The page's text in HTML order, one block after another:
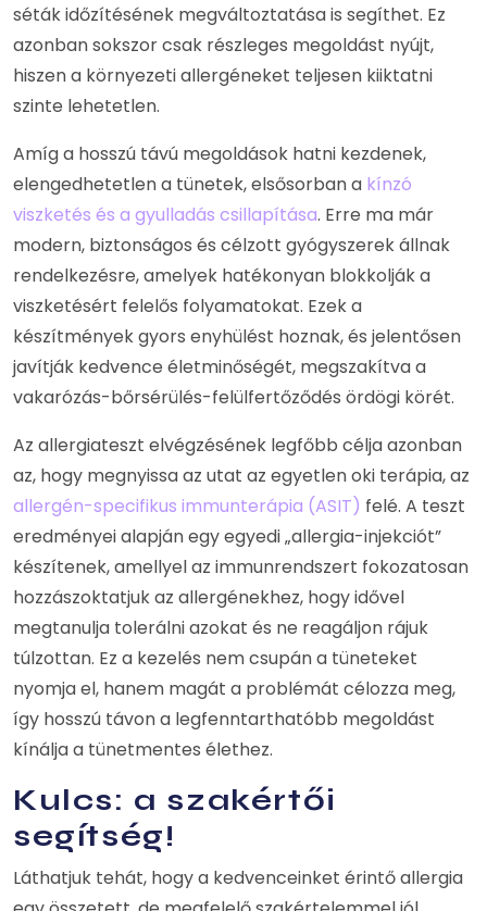
séták időzítésének megváltoztatása is segíthet. Ez
azonban sokszor csak részleges megoldást nyújt,
hiszen a környezeti allergéneket teljesen kiiktatni
szinte lehetetlen.
Amíg a hosszú távú megoldások hatni kezdenek,
elengedhetetlen a tünetek, elsősorban a kínzó
viszketés és a gyulladás csillapítása. Erre ma már
modern, biztonságos és célzott gyógyszerek állnak
rendelkezésre, amelyek hatékonyan blokkolják a
viszketésért felelős folyamatokat. Ezek a
készítmények gyors enyhülést hoznak, és jelentősen
javítják kedvence életminőségét, megszakítva a
vakarózás-bőrsérülés-felülfertőződés ördögi körét.
Az allergiateszt elvégzésének legfőbb célja azonban
az, hogy megnyissa az utat az egyetlen oki terápia, az
allergén-specifikus immunterápia (ASIT) felé. A teszt
eredményei alapján egy egyedi „allergia-injekciót”
készítenek, amellyel az immunrendszert fokozatosan
hozzászoktatjuk az allergénekhez, hogy idővel
megtanulja tolerálni azokat és ne reagáljon rájuk
túlzottan. Ez a kezelés nem csupán a tüneteket
nyomja el, hanem magát a problémát célozza meg,
így hosszú távon a legfenntarthatóbb megoldást
kínálja a tünetmentes élethez.
Kulcs: a szakértői
segítség!
Láthatjuk tehát, hogy a kedvenceinket érintő allergia